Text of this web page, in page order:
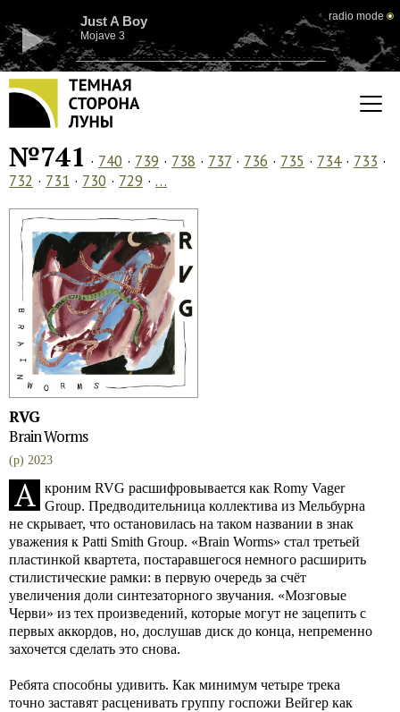
Just A Boy
Mojave 3
radio mode
№741 · 740 · 739 · 738 · 737 · 736 · 735 · 734· 733 ·
732 · 731 · 730 · 729 · …
RVG
Brain Worms
(p) 2023
А
кроним RVG расшифровывается как Romy Vager
Group. Предводительница коллектива из Мельбурна
не скрывает, что остановилась на таком названии в знак
уважения к Patti Smith Group. «Brain Worms» стал третьей
пластинкой квартета, постаравшегося немного расширить
стилистические рамки: в первую очередь за счёт
увеличения доли синтезаторного звучания. «Мозговые
Черви» из тех произведений, которые могут не зацепить с
первых аккордов, но, дослушав диск до конца, непременно
захочется сделать это снова.
Ребята способны удивить. Как минимум четыре трека
точно заставят расценивать группу госпожи Вейгер как